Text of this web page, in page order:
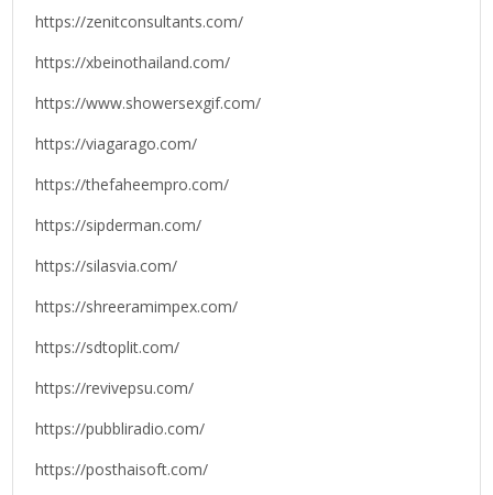
https://zenitconsultants.com/
https://xbeinothailand.com/
https://www.showersexgif.com/
https://viagarago.com/
https://thefaheempro.com/
https://sipderman.com/
https://silasvia.com/
https://shreeramimpex.com/
https://sdtoplit.com/
https://revivepsu.com/
https://pubbliradio.com/
https://posthaisoft.com/